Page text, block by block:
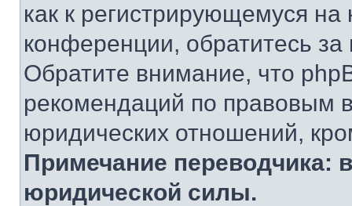
как к регистрирующемуся
конференции, обратитесь
Обратите внимание, что
рекомендаций по правовым
юридических отношений,
Примечание переводчика:
юридической силы.